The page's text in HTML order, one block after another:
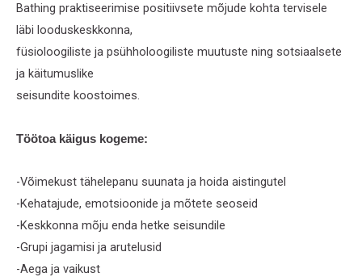
Bathing praktiseerimise positiivsete mõjude kohta tervisele
läbi looduskeskkonna,
füsioloogiliste ja psühholoogiliste muutuste ning sotsiaalsete
ja käitumuslike
seisundite koostoimes.
Töötoa käigus kogeme:
-Võimekust tähelepanu suunata ja hoida aistingutel
-Kehatajude, emotsioonide ja mõtete seoseid
-Keskkonna mõju enda hetke seisundile
-Grupi jagamisi ja arutelusid
-Aega ja vaikust